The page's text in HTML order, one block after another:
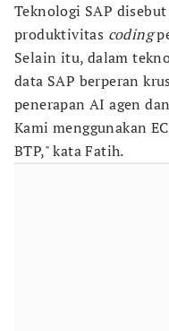
Teknologi SAP
produktivitas coding
Selain itu, dalam
data SAP berperan
penerapan AI agen
Kami menggunakan
BTP," kata Fatih.